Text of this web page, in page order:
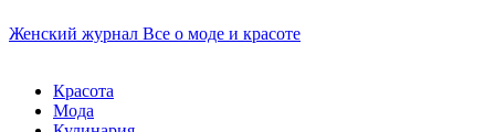
Женский журнал Все о моде и красоте
Красота
Мода